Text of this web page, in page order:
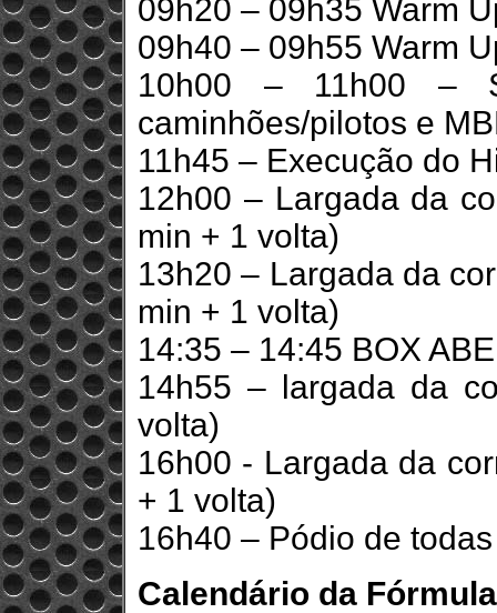
09h20 – 09h35 Warm
09h40 – 09h55 Warm
10h00 – 11h00 –
caminhões/pilotos e
11h45 – Execução do
12h00 – Largada da
min + 1 volta)
13h20 – Largada da
min + 1 volta)
14:35 – 14:45 BOX
14h55 – largada da
volta)
16h00 - Largada da
+ 1 volta)
16h40 – Pódio de
Calendário da